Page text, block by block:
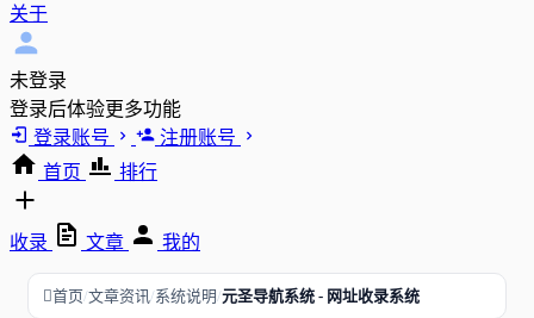
关于
未登录
登录后体验更多功能
登录账号
注册账号
首页
排行
收录 文章 我的
首页/文章资讯/系统说明/元圣导航系统 - 网址收录系统